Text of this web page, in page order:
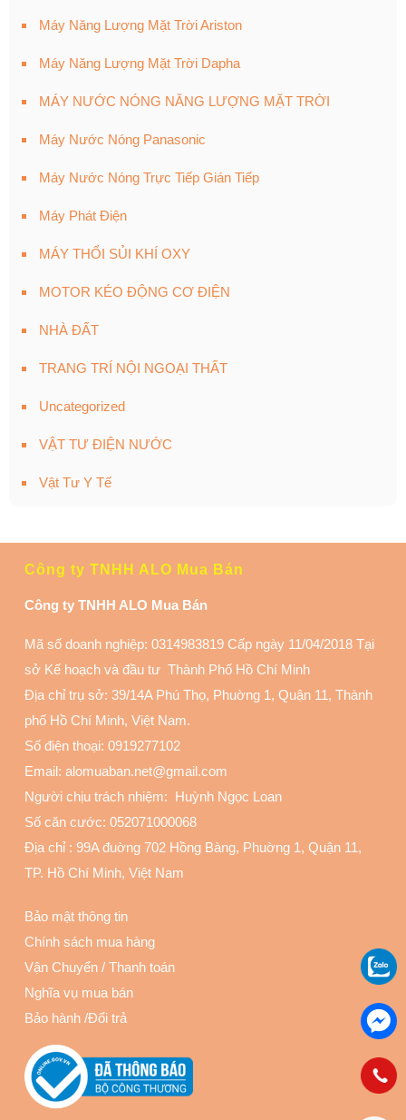
Máy Năng Lượng Mặt Trời Ariston
Máy Năng Lượng Mặt Trời Dapha
MÁY NƯỚC NÓNG NĂNG LƯỢNG MẶT TRỜI
Máy Nước Nóng Panasonic
Máy Nước Nóng Trực Tiếp Gián Tiếp
Máy Phát Điện
MÁY THỔI SỦI KHÍ OXY
MOTOR KÉO ĐỘNG CƠ ĐIỆN
NHÀ ĐẤT
TRANG TRÍ NỘI NGOẠI THẤT
Uncategorized
VẬT TƯ ĐIỆN NƯỚC
Vật Tư Y Tế
Công ty TNHH ALO Mua Bán
Công ty TNHH ALO Mua Bán
Mã số doanh nghiệp: 0314983819 Cấp ngày 11/04/2018 Tại
sở Kế hoạch và đầu tư Thành Phố Hồ Chí Minh
Địa chỉ trụ sở: 39/14A Phú Thọ, Phuờng 1, Quận 11, Thành
phố Hồ Chí Minh, Việt Nam.
Số điện thoại: 0919277102
Email: alomuaban.net@gmail.com
Người chịu trách nhiệm: Huỳnh Ngọc Loan
Số căn cước: 052071000068
Địa chỉ : 99A đuờng 702 Hồng Bàng, Phuờng 1, Quận 11,
TP. Hồ Chí Minh, Việt Nam
Bảo mật thông tin
Chính sách mua hàng
Vận Chuyển / Thanh toán
Nghĩa vụ mua bán
Bảo hành /Đổi trả